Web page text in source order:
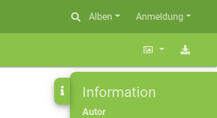
Alben Anmeldung
Information
Autor